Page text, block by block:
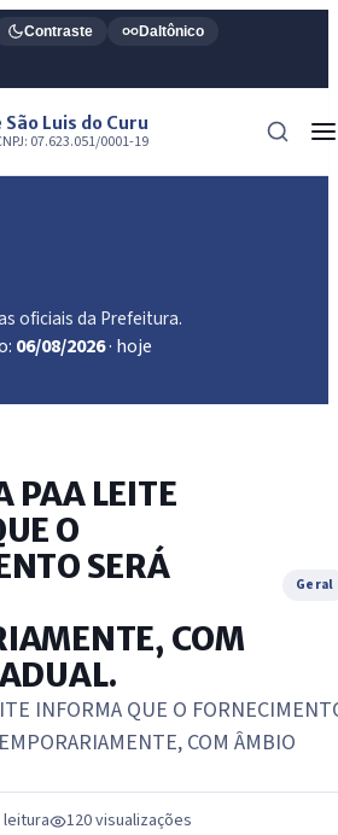
Contraste Daltônico
Luis do Curu
07.623.051/0001-19
oficiais da Prefeitura.
06/08/2026· hoje
PAA LEITE
O
SERÁ
COM
Geral
INFORMA QUE O
COM ÂMBIO
leitura 120 visualizações